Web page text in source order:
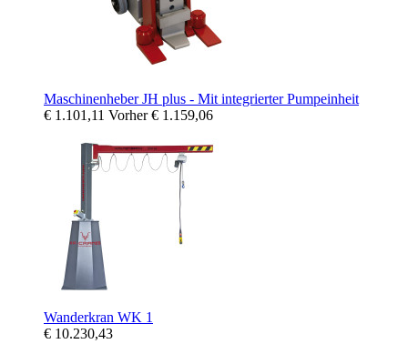
Maschinenheber JH plus - Mit integrierter Pumpeinheit
€ 1.101,11 Vorher€ 1.159,06
Wanderkran WK 1
€ 10.230,43